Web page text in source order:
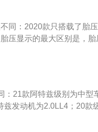
里。3、长续航版：2021
公里，续航里程增加50
同：2020款只搭载了胎
压显示的最大区别是，胎
异常时，系统会直接指出
四个车轮逐一排查。多媒
况信息显示、语音识别控
，同时多媒体系统还支持
配了CARLIFE和原厂手
了单色氛围灯，但2021款
：21款阿特兹级别为中型
发动机为2.0LL4；20款
；20款轴距为2726mm